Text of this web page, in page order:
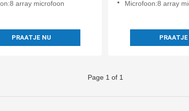
array microfoon
PRAATJE NU
Microfoon:8 array
PRAATJE
Page 1 of 1